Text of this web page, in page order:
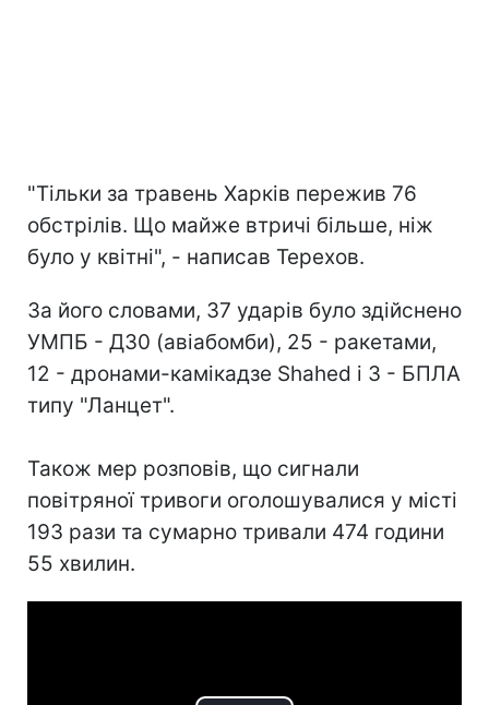
"Тільки за травень Харків пережив 76
обстрілів. Що майже втричі більше, ніж
було у квітні", - написав Терехов.
За його словами, 37 ударів було здійснено
УМПБ - Д30 (авіабомби), 25 - ракетами,
12 - дронами-камікадзе Shahed і 3 - БПЛА
типу "Ланцет".
Також мер розповів, що сигнали
повітряної тривоги оголошувалися у місті
193 рази та сумарно тривали 474 години
55 хвилин.